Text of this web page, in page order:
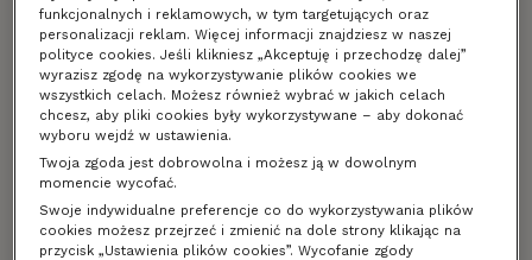
i udzielanie kredytu konsumenckiego – limitu
odnawialnego. Aby skorzystać z usługi, należy
posiadać Aplikację Mobilną Wonga (dostępną na
Android i iOS), która stanowi instrument
płatniczy. Karta płatnicza wydawana jest przez
Planet Pay Sp. z o.o. z siedzibą w Warszawie.
Wykorzystany limit możesz spłacić jednorazowo,
ponosząc koszt 5% prowizji od Wykorzystanej
Kwoty limitu w danym miesiącu (RRSO 256,81%)
funkcjonalnych i reklamowych, w tym targetujących oraz
personalizacji reklam. Więcej informacji znajdziesz w naszej
polityce cookies. Jeśli klikniesz „Akceptuję i przechodzę dalej”
wyrazisz zgodę na wykorzystywanie plików cookies we
wszystkich celach. Możesz również wybrać w jakich celach
chcesz, aby pliki cookies były wykorzystywane – aby dokonać
wyboru wejdź w ustawienia.
Twoja zgoda jest dobrowolna i możesz ją w dowolnym
momencie wycofać.
Swoje indywidualne preferencje co do wykorzystywania plików
cookies możesz przejrzeć i zmienić na dole strony klikając na
przycisk „Ustawienia plików cookies”. Wycofanie zgody